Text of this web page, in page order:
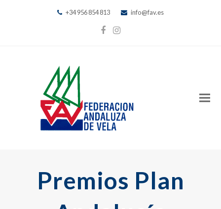
+34 956 854 813 info@fav.es
Facebook
Instagram
Premios Plan